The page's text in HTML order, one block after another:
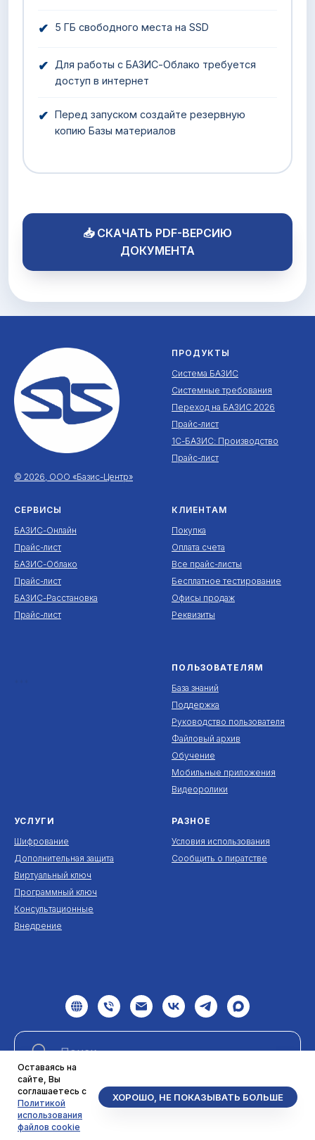
✔ 5 ГБ свободного места на SSD
✔
Для работы с БАЗИС-Облако требуется
доступ в интернет
✔ Перед запуском создайте резервную
копию Базы материалов
📥 СКАЧАТЬ PDF-ВЕРСИЮ
ДОКУМЕНТА
© 2026, ООО «Базис-Центр»
ПРОДУКТЫ
Система БАЗИС
Системные требования
Переход на БАЗИС 2026
Прайс-лист
1С-БАЗИС: Производство
Прайс-лист
СЕРВИСЫ
БАЗИС-Онлайн
Прайс-лист
БАЗИС-Облако
Прайс-лист
БАЗИС-Расстановка
Прайс-лист
КЛИЕНТАМ
Покупка
Оплата счета
Все прайс-листы
Бесплатное тестирование
Офисы продаж
Реквизиты
ПОЛЬЗОВАТЕЛЯМ
База знаний
Поддержка
Руководство пользователя
Файловый архив
Обучение
Мобильные приложения
Видеоролики
УСЛУГИ
Шифрование
Дополнительная защита
Виртуальный ключ
Программный ключ
Консультационные
Внедрение
РАЗНОЕ
Условия использования
Сообщить о пиратстве
Найти
Оставаясь на
сайте, Вы
соглашаетесь с
Политикой
использования
файлов cookie
ХОРОШО, НЕ ПОКАЗЫВАТЬ БОЛЬШЕ